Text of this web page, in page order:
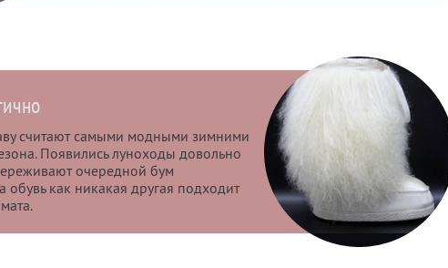
считают самыми модными зимними
Появились луноходы довольно
очередной бум
обувь как никакая другая подходит